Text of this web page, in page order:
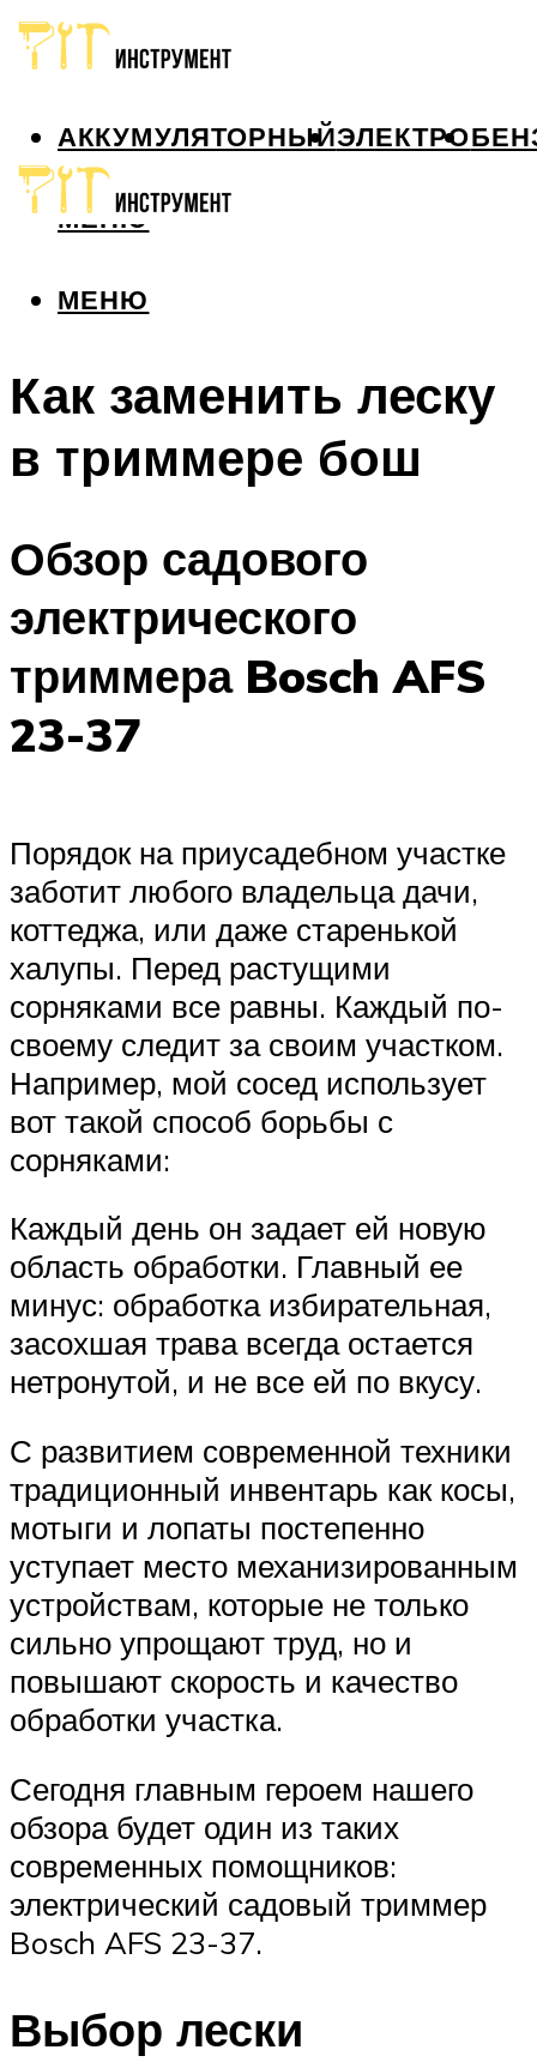
АККУМУЛЯТОРНЫЙЭЛЕКТРО
МЕНЮ
МЕНЮ
Как заменить леску
в триммере бош
Обзор садового
электрического
триммера Bosch AFS
23-37
Порядок на приусадебном участке
заботит любого владельца дачи,
коттеджа, или даже старенькой
халупы. Перед растущими
сорняками все равны. Каждый по-
своему следит за своим участком.
Например, мой сосед использует
вот такой способ борьбы с
сорняками:
Каждый день он задает ей новую
область обработки. Главный ее
минус: обработка избирательная,
засохшая трава всегда остается
нетронутой, и не все ей по вкусу.
С развитием современной техники
традиционный инвентарь как косы,
мотыги и лопаты постепенно
уступает место механизированным
устройствам, которые не только
сильно упрощают труд, но и
повышают скорость и качество
обработки участка.
Сегодня главным героем нашего
обзора будет один из таких
современных помощников:
электрический садовый триммер
Bosch AFS 23-37.
Выбор лески